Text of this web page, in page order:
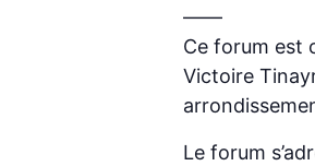
——
Ce forum est
Victoire
Le forum